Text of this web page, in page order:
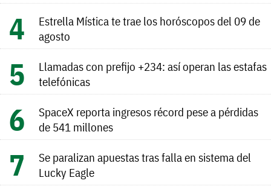
Estrella Mística te trae los horóscopos del 09 de
agosto
Llamadas con prefijo +234: así operan las estafas
telefónicas
SpaceX reporta ingresos récord pese a pérdidas
de 541 millones
Se paralizan apuestas tras falla en sistema del
Lucky Eagle